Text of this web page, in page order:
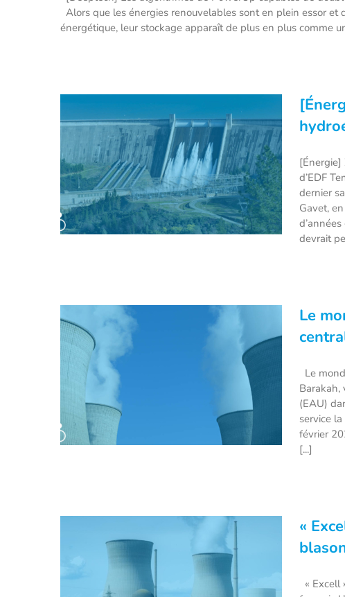
Alors que les énergies renouvelables sont en plein essor et
énergétique, leur stockage apparaît de plus en plus comme
[Énergie] Zoom sur la nouvelle
centrale hydroélectrique
souterraine d’EDF
[Énergie]
d’EDF
dernier
Gavet,
devrait
Le monde arabe va inaugurer sa
première centrale nucléaire
Le
Le
Barakah,
(EAU)
service
février
[...]
«
« Excell